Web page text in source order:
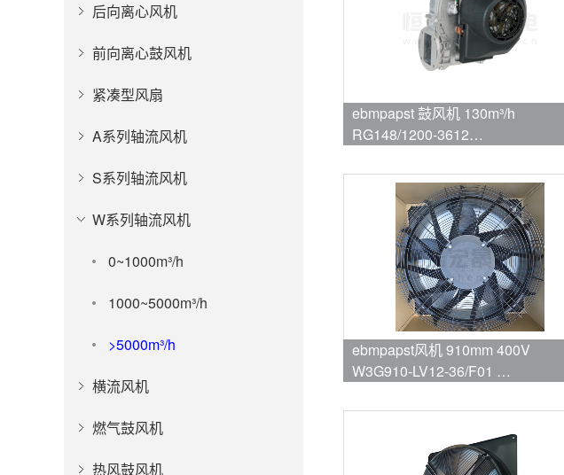
后向离心风机
前向离心鼓风机
紧凑型风扇
A系列轴流风机
S系列轴流风机
W系列轴流风机
0~1000m³/h
1000~5000m³/h
>5000m³/h
横流风机
燃气鼓风机
热风鼓风机
ebmpapst 鼓风机 130m³/h
RG148/1200-3612
ebmpapst风机 910mm 400V
W3G910-LV12-36/F01